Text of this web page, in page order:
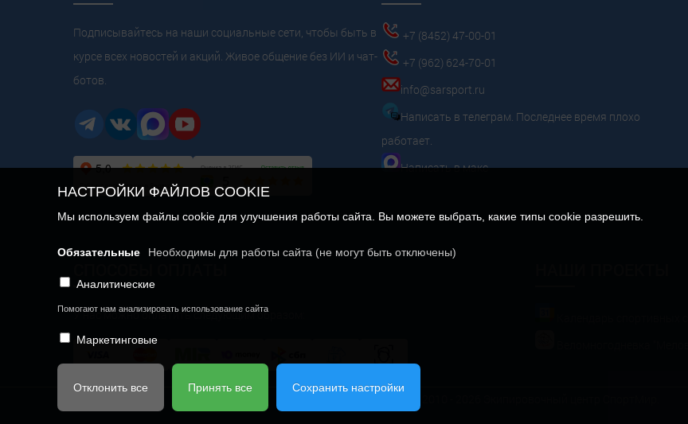
Подписывайтесь на наши социальные сети, чтобы быть в
курсе всех новостей и акций. Живое общение без ИИ и чат-
ботов.
+7 (8452) 47-00-01
+7 (962) 624-70-01
info@sarsport.ru
Написать в телеграм. Последнее время плохо
работает.
Написать в макс
У нас можно оплатить следующим образом:
НАСТРОЙКИ ФАЙЛОВ COOKIE
Мы используем файлы cookie для улучшения работы сайта. Вы можете выбрать, какие типы cookie разрешить.
Обязательные Необходимы для работы сайта (не могут быть отключены)
Аналитические
Помогают нам анализировать использование сайта
Маркетинговые
Отклонить все Принять все Сохранить настройки